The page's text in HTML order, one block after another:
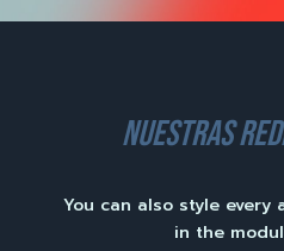
nuestras
You can also style
in the